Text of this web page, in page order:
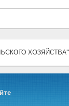
ХОЗЯЙСТВА"